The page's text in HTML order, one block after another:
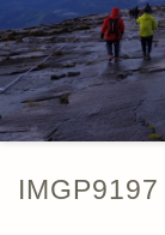
IMGP9197